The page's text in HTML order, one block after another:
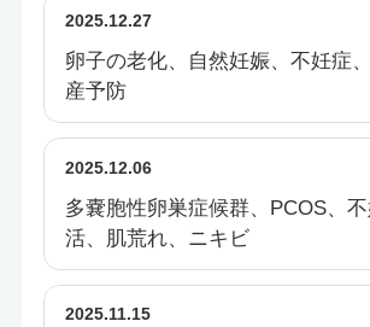
2025.12.27
卵子の老化、自然妊娠、不妊症
産予防
2025.12.06
多嚢胞性卵巣症候群、PCOS、
活、肌荒れ、ニキビ
2025.11.15